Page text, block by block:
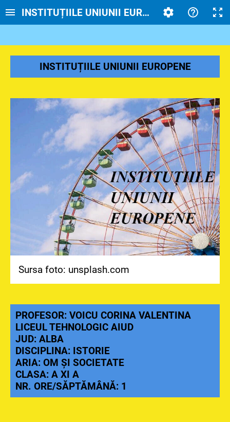
INSTITUȚIILE UNIUNII EUROPENE
INSTITUȚIILE UNIUNII EUROPENE
Sursa foto: unsplash.com
PROFESOR: VOICU CORINA VALENTINA
LICEUL TEHNOLOGIC AIUD
JUD: ALBA
DISCIPLINA: ISTORIE
ARIA: OM ȘI SOCIETATE
CLASA: A XI A
NR. ORE/SĂPTĂMÂNĂ: 1